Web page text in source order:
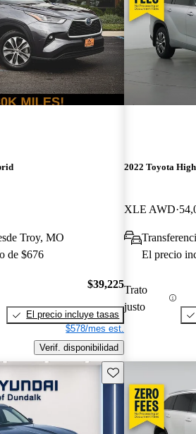
Troy, MO
de $676
$39,225
El precio incluye tasas
$578/mes est.
Verif. disponibilidad
2022 Toyota
XLE AWD
El precio
Trato
justo
Guarda este Aviso